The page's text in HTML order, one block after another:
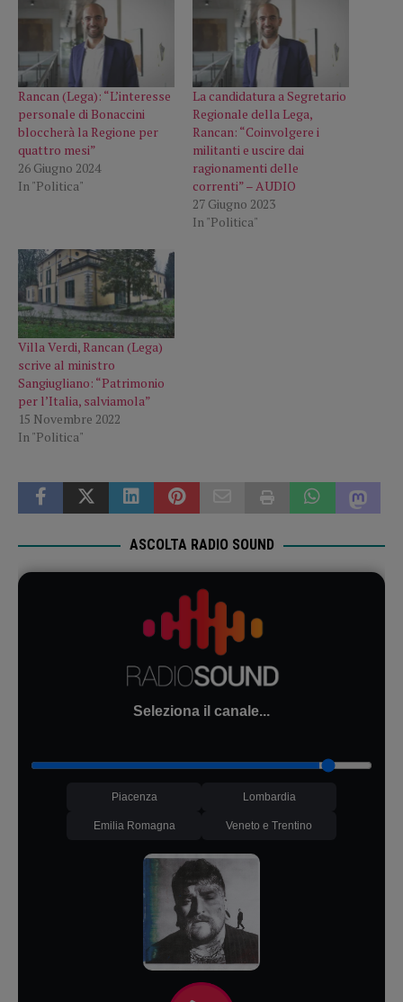
Rancan (Lega): “L’interesse
personale di Bonaccini
bloccherà la Regione per
quattro mesi”
26 Giugno 2024
In "Politica"
La candidatura a Segretario
Regionale della Lega,
Rancan: “Coinvolgere i
militanti e uscire dai
ragionamenti delle
correnti” – AUDIO
27 Giugno 2023
In "Politica"
Villa Verdi, Rancan (Lega)
scrive al ministro
Sangiugliano: “Patrimonio
per l’Italia, salviamola”
15 Novembre 2022
In "Politica"
ASCOLTA RADIO SOUND
Seleziona il canale...
Piacenza Lombardia
Emilia Romagna Veneto e Trentino